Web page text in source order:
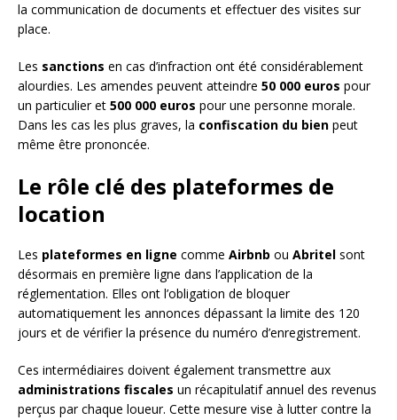
la communication de documents et effectuer des visites sur
place.
Les sanctions en cas d’infraction ont été considérablement
alourdies. Les amendes peuvent atteindre 50 000 euros pour
un particulier et 500 000 euros pour une personne morale.
Dans les cas les plus graves, la confiscation du bien peut
même être prononcée.
Le rôle clé des plateformes de
location
Les plateformes en ligne comme Airbnb ou Abritel sont
désormais en première ligne dans l’application de la
réglementation. Elles ont l’obligation de bloquer
automatiquement les annonces dépassant la limite des 120
jours et de vérifier la présence du numéro d’enregistrement.
Ces intermédiaires doivent également transmettre aux
administrations fiscales un récapitulatif annuel des revenus
perçus par chaque loueur. Cette mesure vise à lutter contre la